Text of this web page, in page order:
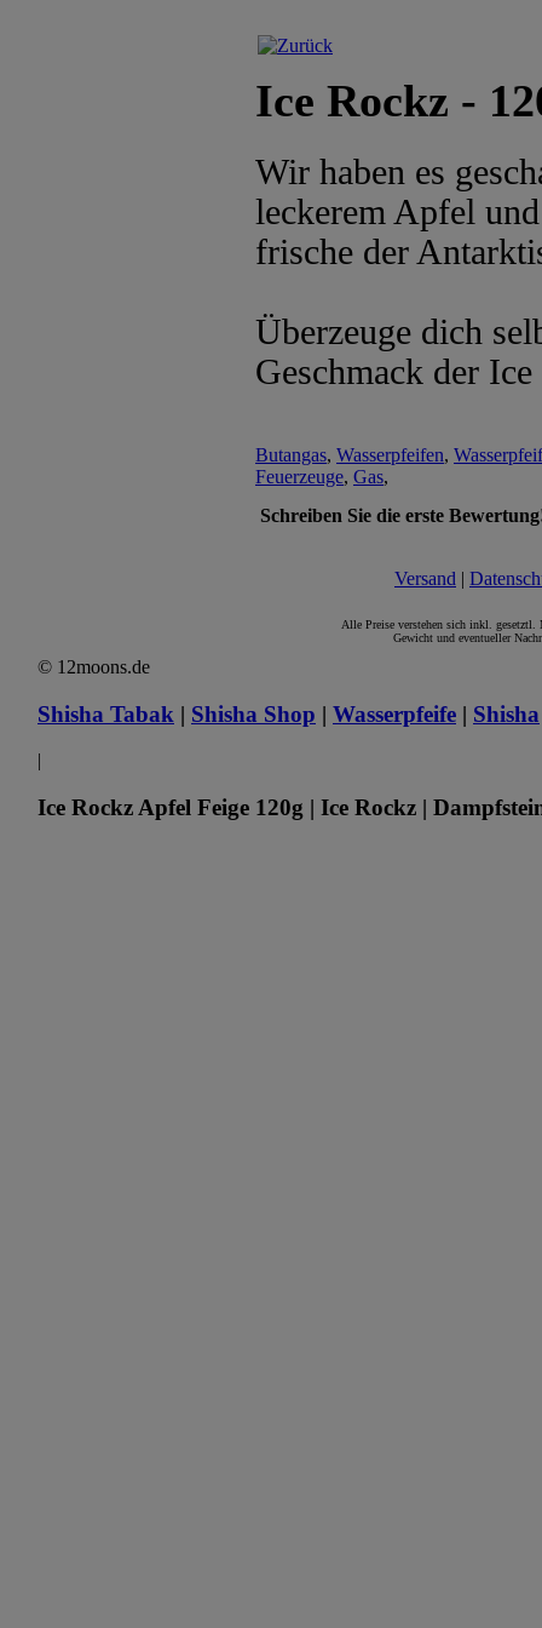
Ice Rockz -
Wir haben es
leckerem Apfel
frische der
Überzeuge dich
Geschmack der
Butangas, Wasserpfeifen,
Feuerzeuge, Gas,
Schreiben Sie die erste
Versand |
Alle Preise verstehen sich inkl.
Gewicht und eventueller
© 12moons.de
Shisha Tabak | Shisha Shop | Wasserpfeife | Shisha
|
Ice Rockz Apfel Feige 120g | Ice Rockz |